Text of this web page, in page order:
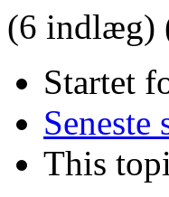
(6 indlæg)
Startet
Seneste
This